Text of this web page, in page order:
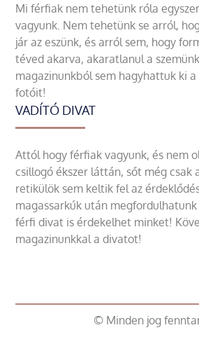
Mi férfiak nem tehetünk róla
vagyunk. Nem tehetünk se arról,
jár az eszünk, és arról sem, hogy
téved akarva, akaratlanul a
magazinunkból sem hagyhattuk ki
fotóit!
VADÍTÓ DIVAT
Attól hogy férfiak vagyunk, és nem
csillogó ékszer láttán, sőt még csak
retikülök sem keltik fel az
magassarkúk után
férfi divat is érdekelhet minket!
magazinunkkal a divatot!
© Minden jog